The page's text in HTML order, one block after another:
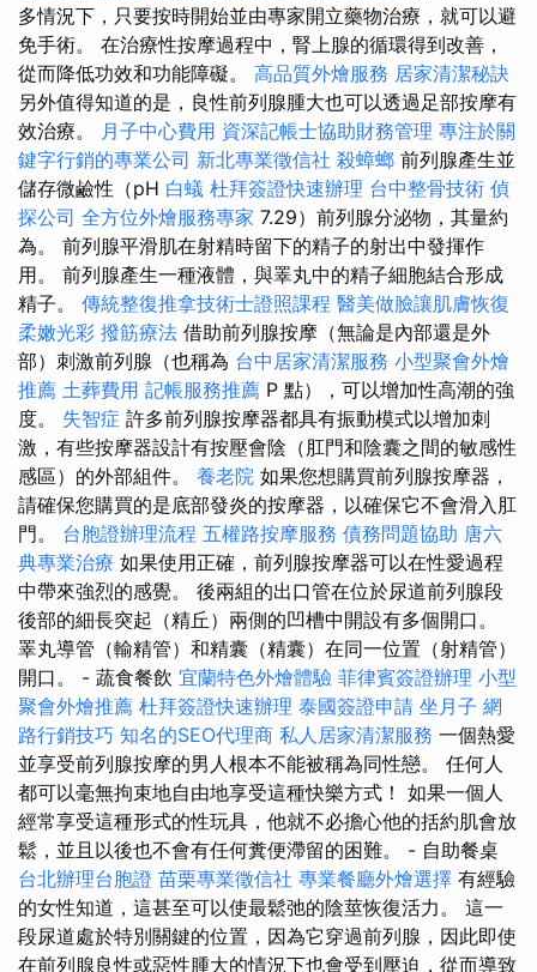
多情況下，只要按時開始並由專家開立藥物治療，就可以避
免手術。 在治療性按摩過程中，腎上腺的循環得到改善，
從而降低功效和功能障礙。 高品質外燴服務 居家清潔秘訣
另外值得知道的是，良性前列腺腫大也可以透過足部按摩有
效治療。 月子中心費用 資深記帳士協助財務管理 專注於關
鍵字行銷的專業公司 新北專業徵信社 殺蟑螂 前列腺產生並
儲存微鹼性（pH 白蟻 杜拜簽證快速辦理 台中整骨技術 偵
探公司 全方位外燴服務專家 7.29）前列腺分泌物，其量約
為。 前列腺平滑肌在射精時留下的精子的射出中發揮作
用。 前列腺產生一種液體，與睪丸中的精子細胞結合形成
精子。 傳統整復推拿技術士證照課程 醫美做臉讓肌膚恢復
柔嫩光彩 撥筋療法 借助前列腺按摩（無論是內部還是外
部）刺激前列腺（也稱為 台中居家清潔服務 小型聚會外燴
推薦 土葬費用 記帳服務推薦 P 點），可以增加性高潮的強
度。 失智症 許多前列腺按摩器都具有振動模式以增加刺
激，有些按摩器設計有按壓會陰（肛門和陰囊之間的敏感性
感區）的外部組件。 養老院 如果您想購買前列腺按摩器，
請確保您購買的是底部發炎的按摩器，以確保它不會滑入肛
門。 台胞證辦理流程 五權路按摩服務 債務問題協助 唐六
典專業治療 如果使用正確，前列腺按摩器可以在性愛過程
中帶來強烈的感覺。 後兩組的出口管在位於尿道前列腺段
後部的細長突起（精丘）兩側的凹槽中開設有多個開口。
睪丸導管（輸精管）和精囊（精囊）在同一位置（射精管）
開口。 - 蔬食餐飲 宜蘭特色外燴體驗 菲律賓簽證辦理 小型
聚會外燴推薦 杜拜簽證快速辦理 泰國簽證申請 坐月子 網
路行銷技巧 知名的SEO代理商 私人居家清潔服務 一個熱愛
並享受前列腺按摩的男人根本不能被稱為同性戀。 任何人
都可以毫無拘束地自由地享受這種快樂方式！ 如果一個人
經常享受這種形式的性玩具，他就不必擔心他的括約肌會放
鬆，並且以後也不會有任何糞便滯留的困難。 - 自助餐桌
台北辦理台胞證 苗栗專業徵信社 專業餐廳外燴選擇 有經驗
的女性知道，這甚至可以使最鬆弛的陰莖恢復活力。 這一
段尿道處於特別關鍵的位置，因為它穿過前列腺，因此即使
在前列腺良性或惡性腫大的情況下也會受到壓迫，從而導致